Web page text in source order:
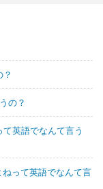
の？
英語でなんて言う
って英語でなんて言